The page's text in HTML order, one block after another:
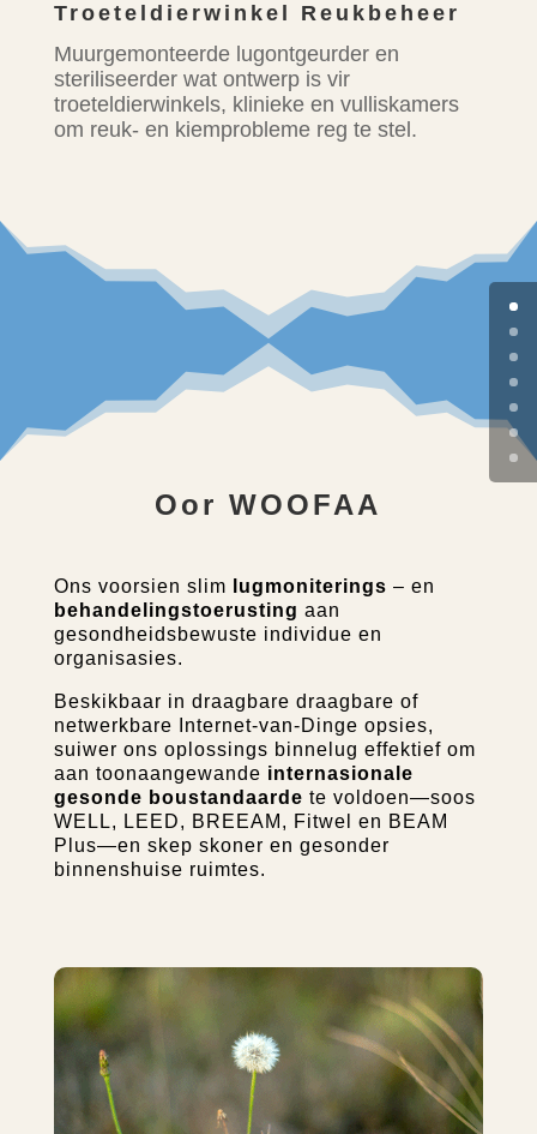
Troeteldierwinkel Reukbeheer
Muurgemonteerde lugontgeurder en
steriliseerder wat ontwerp is vir
troeteldierwinkels, klinieke en vulliskamers
om reuk- en kiemprobleme reg te stel.
Oor WOOFAA
Ons voorsien slim lugmoniterings – en
behandelingstoerusting aan
gesondheidsbewuste individue en
organisasies.
Beskikbaar in draagbare draagbare of
netwerkbare Internet-van-Dinge opsies,
suiwer ons oplossings binnelug effektief om
aan toonaangewande internasionale
gesonde boustandaarde te voldoen—soos
WELL, LEED, BREEAM, Fitwel en BEAM
Plus—en skep skoner en gesonder
binnenshuise ruimtes.